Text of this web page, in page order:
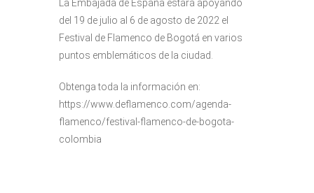
La Embajada de España estará apoyando
del 19 de julio al 6 de agosto de 2022 el
Festival de Flamenco de Bogotá en varios
puntos emblemáticos de la ciudad.
Obtenga toda la información en:
https://www.deflamenco.com/agenda-
flamenco/festival-flamenco-de-bogota-
colombia